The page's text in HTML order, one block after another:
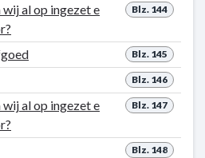
Blz. 144
al op ingezet e
Blz. 145
Blz. 146
Blz. 147
al op ingezet e
Blz. 148